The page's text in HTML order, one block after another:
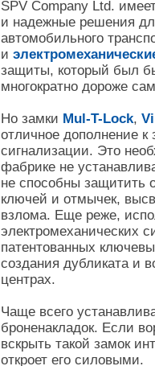
SPV Company Ltd.
и надежные решения
автомобильного
и
защиты, который был
многократно дороже
Но замки Mul-T-Lock,
отличное дополнение к
сигнализации. Это
фабрике не
не способны защитить
ключей и отмычек,
взлома. Еще реже,
электромеханических
патентованных
создания дубликата и
центрах.
Чаще всего
броненакладок. Если
вскрыть такой замок
откроет его силовыми.